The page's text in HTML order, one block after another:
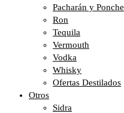
Pacharán y Ponche
Ron
Tequila
Vermouth
Vodka
Whisky
Ofertas Destilados
Otros
Sidra